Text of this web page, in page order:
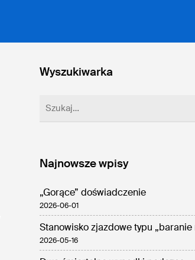
Wyszukiwarka
Najnowsze wpisy
„Gorące” doświadczenie
2026-06-01
Stanowisko zjazdowe typu „baranie
2026-05-16